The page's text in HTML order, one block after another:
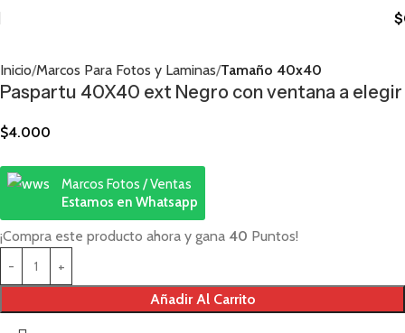
$
Inicio Marcos Para Fotos y Laminas Tamaño 40x40
Paspartu 40X40 ext Negro con ventana a elegir
$4.000
Marcos Fotos / Ventas
Estamos en Whatsapp
¡Compra este producto ahora y gana 40 Puntos!
Añadir Al Carrito